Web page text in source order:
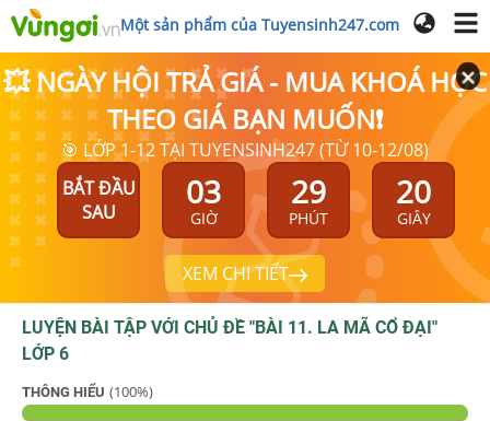
Một sản phẩm của Tuyensinh247.com
💥 NGÀY HỘI TRẢ GIÁ - MUA KHOÁ HỌC
THEO GIÁ BẠN MUỐN❗
🎯 LỚP 1-12 TẠI TUYENSINH247 (TỪ 10-12/08)
BẮT ĐẦU
SAU
03
GIỜ
29
PHÚT
20
GIÂY
XEM CHI TIẾT
LUYỆN BÀI TẬP VỚI CHỦ ĐỀ "BÀI 11. LA MÃ CỔ ĐẠI"
LỚP 6
THÔNG HIỂU (100%)